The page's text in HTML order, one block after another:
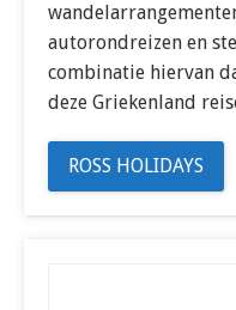
autorondreizen en
combinatie hiervan
deze Griekenland
ROSS HOLIDAYS